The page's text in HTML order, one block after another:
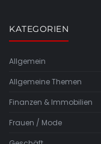
KATEGORIEN
Allgemein
Allgemeine Themen
Finanzen & Immobilien
Frauen / Mode